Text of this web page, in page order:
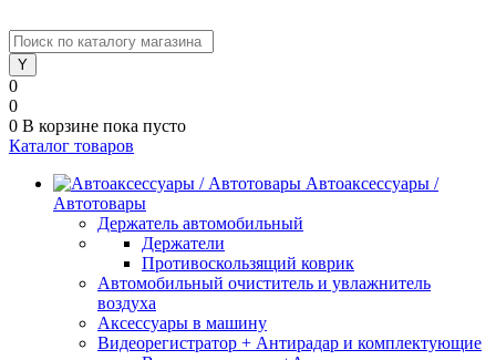
0
0
0 В корзине пока пусто
Каталог товаров
Автоаксессуары /
Автотовары
Держатель автомобильный
Держатели
Противоскользящий коврик
Автомобильный очиститель и увлажнитель
воздуха
Аксессуары в машину
Видеорегистратор + Антирадар и комплектующие